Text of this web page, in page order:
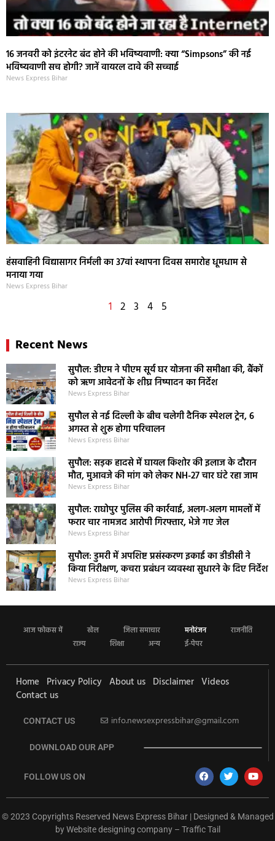
16 जनवरी को इंटरनेट बंद होने की भविष्यवाणी: क्या “Simpsons” की नई
भविष्यवाणी सच होगी? जानें वायरल दावे की सच्चाई
News Express Bihar
हंसवाहिनी विद्यासागर निर्मली का 37वां स्थापना दिवस समारोह धूमधाम से
मनाया गया
News Express Bihar
1 2 3 4 5
Recent News
सुपौल: डीएम ने पीएम सूर्य घर योजना की समीक्षा की, बैंकों
को ऋण आवेदनों के शीघ्र निष्पादन का निर्देश
News Express Bihar
सुपौल से नई दिल्ली के बीच चलेगी दैनिक स्पेशल ट्रेन, 6
अगस्त से शुरू होगा परिचालन
News Express Bihar
सुपौल: सड़क हादसे में घायल किशोर की इलाज के दौरान
मौत, मुआवजे की मांग को लेकर NH-27 चार घंटे रहा जाम
News Express Bihar
सुपौल: राघोपुर पुलिस की कार्रवाई, अलग-अलग मामलों में
फरार चार नामजद आरोपी गिरफ्तार, भेजे गए जेल
News Express Bihar
सुपौल: डुमरी में अपशिष्ट प्रसंस्करण इकाई का डीडीसी ने
किया निरीक्षण, कचरा प्रबंधन व्यवस्था सुधारने के दिए निर्देश
News Express Bihar
आज फोकस में खेल जिला समाचार मनोरंजन
राजनीति
राज्य
शिक्षा अन्य ई-पेपर
Home Privacy Policy About us Disclaimer Videos
Contact us
CONTACT US info.newsexpressbihar@gmail.com
DOWNLOAD OUR APP
FOLLOW US ON
© 2023 Copyrights Reserved News Express Bihar | Designed & Managed
byWebsite designing company– Traffic Tail